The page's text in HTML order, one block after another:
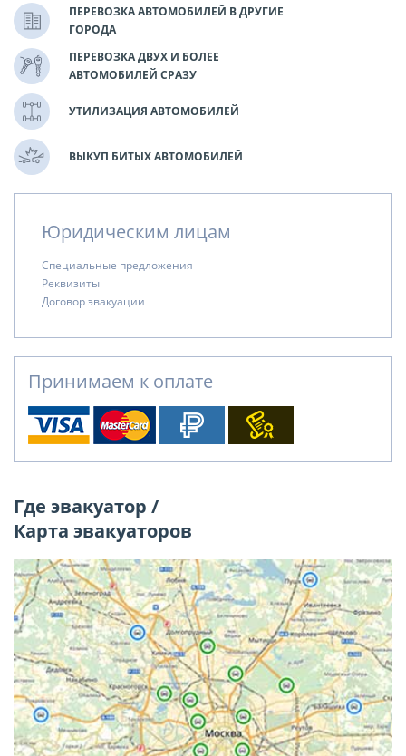
ПЕРЕВОЗКА АВТОМОБИЛЕЙ В ДРУГИЕ
ГОРОДА
ПЕРЕВОЗКА ДВУХ И БОЛЕЕ
АВТОМОБИЛЕЙ СРАЗУ
УТИЛИЗАЦИЯ АВТОМОБИЛЕЙ
ВЫКУП БИТЫХ АВТОМОБИЛЕЙ
Юридическим лицам
Специальные предложения
Реквизиты
Договор эвакуации
Принимаем к оплате
Где эвакуатор /
Карта эвакуаторов